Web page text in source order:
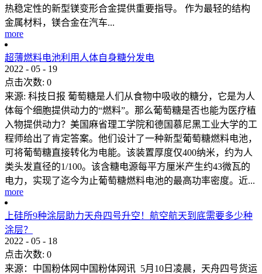
热稳定性的新型镁变形合金提供重要指导。 作为最轻的结构
金属材料，镁合金在汽车...
more
超薄燃料电池利用人体自身糖分发电
2022 - 05 - 19
点击次数: 0
来源: 科技日报 葡萄糖是人们从食物中吸收的糖分，它是为人
体每个细胞提供动力的“燃料”。那么葡萄糖是否也能为医疗植
入物提供动力？美国麻省理工学院和德国慕尼黑工业大学的工
程师给出了肯定答案。他们设计了一种新型葡萄糖燃料电池，
可将葡萄糖直接转化为电能。该装置厚度仅400纳米，约为人
类头发直径的1/100。该含糖电源每平方厘米产生约43微瓦的
电力，实现了迄今为止葡萄糖燃料电池的最高功率密度。近...
more
上硅所9种涂层助力天舟四号升空！航空航天到底需要多少种
涂层？
2022 - 05 - 18
点击次数: 0
来源：中国粉体网中国粉体网讯 5月10日凌晨，天舟四号货运